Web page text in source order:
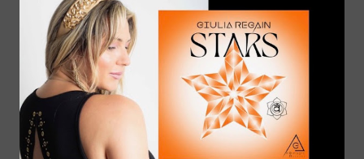
http://www.myspace.com/justdixon Frivolous ::
http://www.myspace.com/frivolouslive Frost ::
http://www.myspace.com/frostnorway Gonzales ::
http://www.myspace.com/gonzpiration Italian Laptop
Orchestra feat. Alessio Bertallot Jimmy Edgar ::
http://www.myspace.com/colorstrip Jon Hopkins ::
http://www.myspace.com/jonhopkins Le Luci della